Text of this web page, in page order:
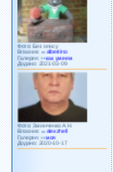
Фото: Без опису
Власник:
albertino
Галерея:
как умеем
Додано: 2021-03-09
Фото: Зминченко А.Н.
Власник:
alexzhell
Галерея:
моя
Додано: 2020-10-17